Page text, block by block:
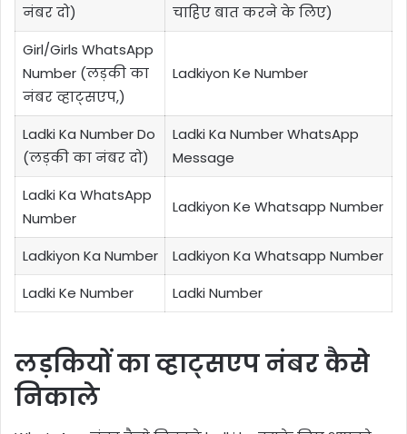
नंबर दो)
चाहिए बात करने के लिए)
Girl/Girls WhatsApp
Number (लड़की का
नंबर व्हाट्सएप,)
Ladkiyon Ke Number
Ladki Ka Number Do
(लड़की का नंबर दो)
Ladki Ka Number WhatsApp
Message
Ladki Ka WhatsApp
Number
Ladkiyon Ke Whatsapp Number
Ladkiyon Ka Number
Ladkiyon Ka Whatsapp Number
Ladki Ke Number
Ladki Number
लड़कियों का व्हाट्सएप नंबर कैसे
निकाले